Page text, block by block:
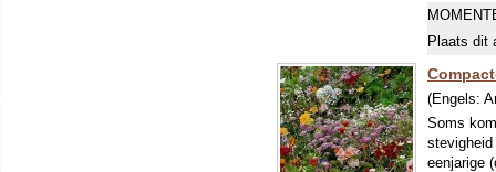
Plaats dit
(Engels:
Soms
eenjarige